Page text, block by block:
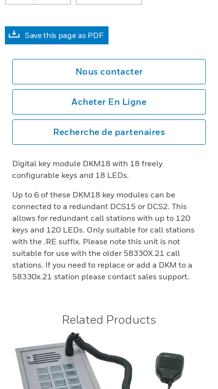
Save this page as PDF
Nous contacter
Acheter En Ligne
Recherche de partenaires
Digital key module DKM18 with 18 freely
configurable keys and 18 LEDs.
Up to 6 of these DKM18 key modules can be
connected to a redundant DCS15 or DCS2. This
allows for redundant call stations with up to 120
keys and 120 LEDs. Only suitable for call stations
with the .RE suffix. Please note this unit is not
suitable for use with the older 58330X.21 call
stations. If you need to replace or add a DKM to a
58330x.21 station please contact sales support.
Related Products